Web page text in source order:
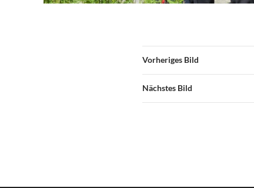
Vorheriges Bild
Nächstes Bild